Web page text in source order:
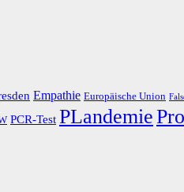
Empathie Europäische Union
PCR-Test PLandemie